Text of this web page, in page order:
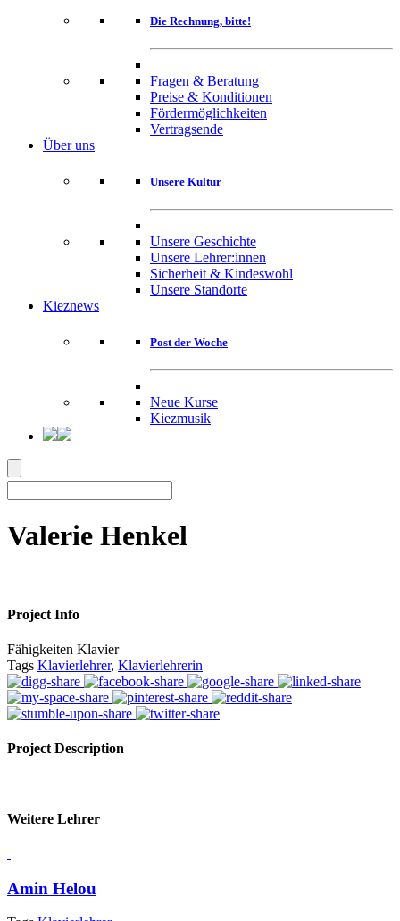
Die Rechnung, bitte!
Fragen & Beratung
Preise & Konditionen
Fördermöglichkeiten
Vertragsende
Über uns
Unsere Kultur
Unsere Geschichte
Unsere Lehrer:innen
Sicherheit & Kindeswohl
Unsere Standorte
Kieznews
Post der Woche
Neue Kurse
Kiezmusik
Valerie Henkel
Project Info
Fähigkeiten Klavier
Tags Klavierlehrer, Klavierlehrerin
Project Description
Weitere Lehrer
Amin Helou